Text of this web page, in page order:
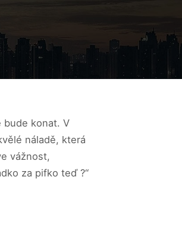
bude konat. V
náladě, která
vážnost,
za pifko teď ?“